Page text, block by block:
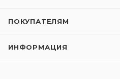
ПОКУПАТЕЛЯМ
ИНФОРМАЦИЯ